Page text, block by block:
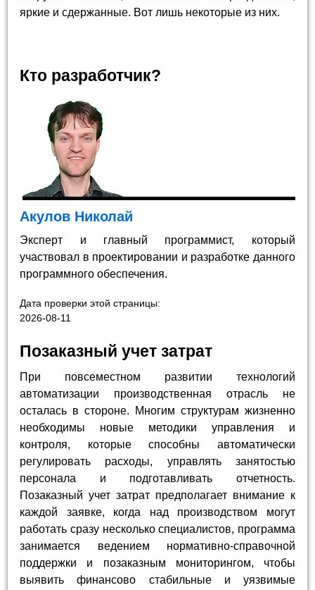
яркие и сдержанные. Вот лишь некоторые из них.
Кто разработчик?
Акулов Николай
Эксперт и главный программист, который
участвовал в проектировании и разработке данного
программного обеспечения.
Дата проверки этой страницы:
2026-08-11
Позаказный учет затрат
При повсеместном развитии технологий
автоматизации производственная отрасль не
осталась в стороне. Многим структурам жизненно
необходимы новые методики управления и
контроля, которые способны автоматически
регулировать расходы, управлять занятостью
персонала и подготавливать отчетность.
Позаказный учет затрат предполагает внимание к
каждой заявке, когда над производством могут
работать сразу несколько специалистов, программа
занимается ведением нормативно-справочной
поддержки и позаказным мониторингом, чтобы
выявить финансово стабильные и уязвимые